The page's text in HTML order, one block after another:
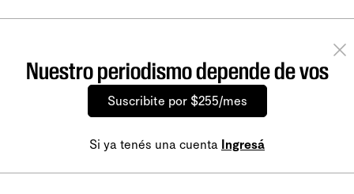
Nuestro periodismo depende de vos
Suscribite por $255/mes
Si ya tenés una cuenta Ingresá